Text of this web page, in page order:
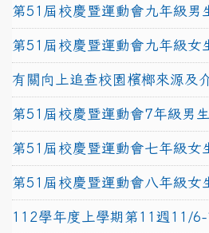
第51屆校慶暨運動會九年級男
第51屆校慶暨運動會九年級女
有關向上追查校園檳榔來源及
第51屆校慶暨運動會7年級男
第51屆校慶暨運動會七年級女
第51屆校慶暨運動會八年級女
112學年度上學期第11週11/